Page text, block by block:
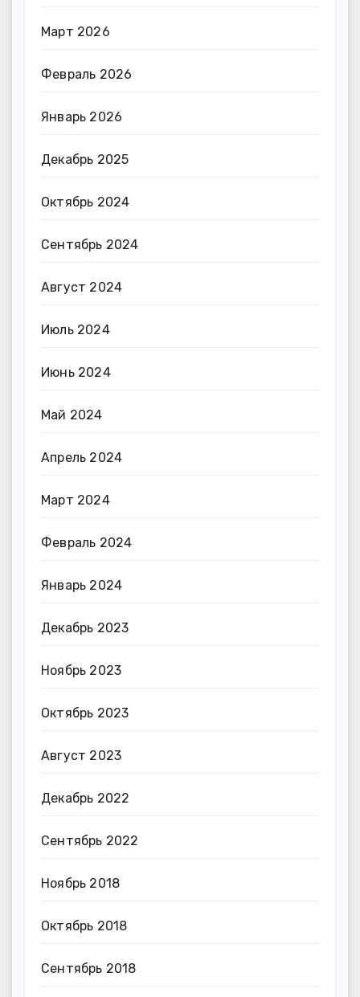
Март 2026
Февраль 2026
Январь 2026
Декабрь 2025
Октябрь 2024
Сентябрь 2024
Август 2024
Июль 2024
Июнь 2024
Май 2024
Апрель 2024
Март 2024
Февраль 2024
Январь 2024
Декабрь 2023
Ноябрь 2023
Октябрь 2023
Август 2023
Декабрь 2022
Сентябрь 2022
Ноябрь 2018
Октябрь 2018
Сентябрь 2018